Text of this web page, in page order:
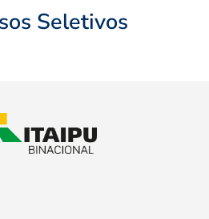
Seletivos